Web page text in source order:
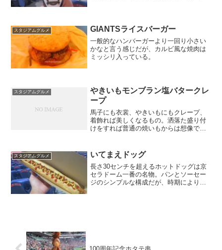
額：4本入り550円
スタジアムグルメ GIANTSライスバーガー
一般的なハンバーガーより一回り小さい
かなと言う感じだが、カルビ風な焼肉は
ミッシリ入っている。
スタジアムグルメ
やきいもモンブラン塩バタークレ
ープ
馬子にも衣裳、やきいもにもクレープ、
着飾れば美しくなるもの。洒落た盛り付
けをすれば普通の焼いもからは想像でき
パーク金額：1000円
スタジアムグルメ いてまえドッグ
長さ30センチを超えるホットドッグは京
セラドーム一番の名物。パンとソーセー
ジのシンプルな構成だが、時期によりソ